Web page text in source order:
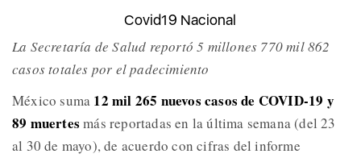
Covid19 Nacional
La Secretaría de Salud reportó 5 millones 770 mil 862
casos totales por el padecimiento
México suma 12 mil 265 nuevos casos de COVID-19 y
89 muertes más reportadas en la última semana (del 23
al 30 de mayo), de acuerdo con cifras del informe